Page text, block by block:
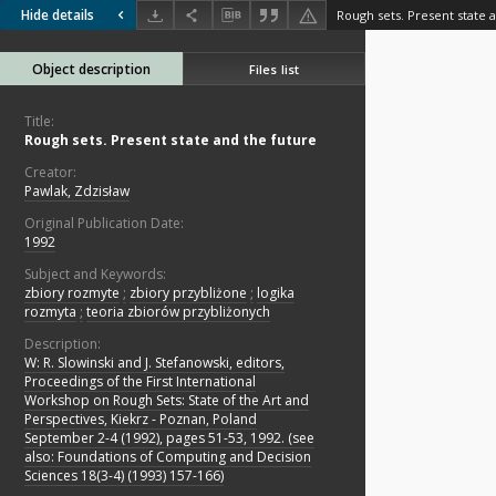
Hide details Rough sets. Present state
Object description Files list
Title:
Rough sets. Present state and the future
Creator:
Pawlak, Zdzisław
Original Publication Date:
1992
Subject and Keywords:
zbiory rozmyte ; zbiory przybliżone ; logika
rozmyta ; teoria zbiorów przybliżonych
Description:
W: R. Slowinski and J. Stefanowski, editors,
Proceedings of the First International
Workshop on Rough Sets: State of the Art and
Perspectives, Kiekrz - Poznan, Poland
September 2-4 (1992), pages 51-53, 1992. (see
also: Foundations of Computing and Decision
Sciences 18(3-4) (1993) 157-166)